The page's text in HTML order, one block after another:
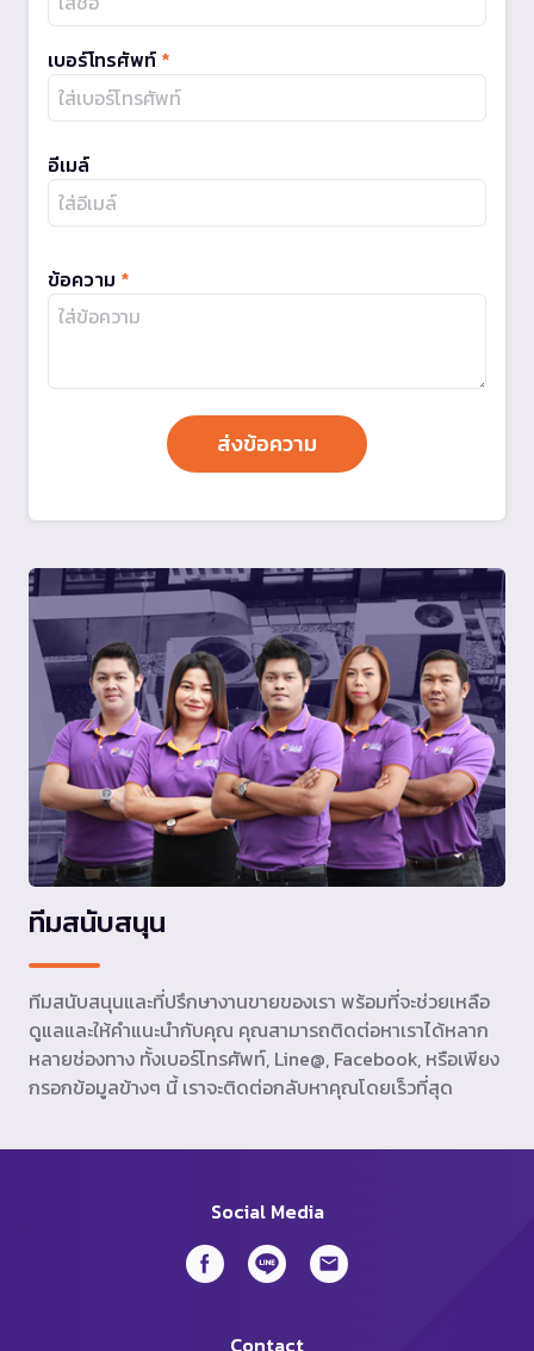
เบอร์โทรศัพท์ *
อีเมล์
ข้อความ *
ทีมสนับสนุน
ทีมสนับสนุนและที่ปรึกษางานขายของเรา พร้อมที่จะช่วยเหลือ
ดูแลและให้คำแนะนำกับคุณ คุณสามารถติดต่อหาเราได้หลาก
หลายช่องทาง ทั้งเบอร์โทรศัพท์, Line@, Facebook, หรือเพียง
กรอกข้อมูลข้างๆ นี้ เราจะติดต่อกลับหาคุณโดยเร็วที่สุด
Social Media
Contact